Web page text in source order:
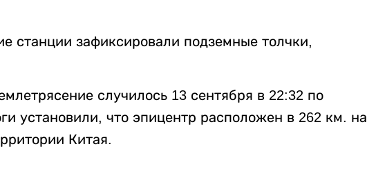
станции зафиксировали подземные толчки,
случилось 13 сентября в 22:32 по
установили, что эпицентр расположен в 262 км. на
Китая.